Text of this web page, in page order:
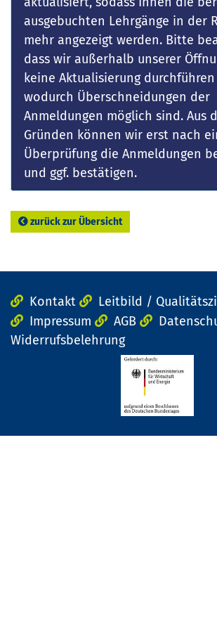
ausgebuchten Lehrgänge in der
mehr angezeigt werden. Bitte
dass wir außerhalb unserer
keine Aktualisierung
wodurch Überschneidungen der
Anmeldungen möglich sind. Aus
Gründen können wir erst nach
Überprüfung die Anmeldungen
und ggf. bestätigen.
zurück zur Übersicht
Kontakt Leitbild /
Impressum
AGB
Widerrufsbelehrung